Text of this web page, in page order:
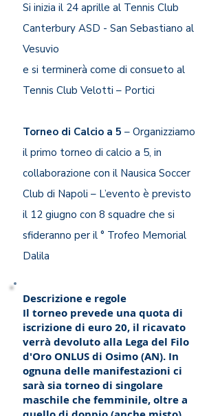
Si inizia il 24 aprille al Tennis Club
Canterbury ASD - San Sebastiano al
Vesuvio
e si terminerà come di consueto al
Tennis Club Velotti – Portici
Torneo di Calcio a 5 – Organizziamo
il primo torneo di calcio a 5, in
collaborazione con il Nausica Soccer
Club di Napoli – L’evento è previsto
il 12 giugno con 8 squadre che si
sfideranno per il ° Trofeo Memorial
Dalila
Descrizione e regole
Il torneo prevede una quota di
iscrizione di euro 20, il ricavato
verrà devoluto alla Lega del Filo
d'Oro ONLUS di Osimo (AN). In
ognuna delle manifestazioni ci
sarà sia torneo di singolare
maschile che femminile, oltre a